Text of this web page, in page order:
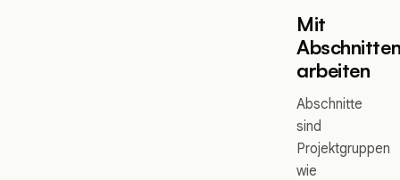
Mit
arbeiten
Abschnitte
sind
Projektgruppen
wie